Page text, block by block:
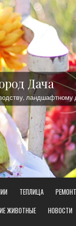
Дача
ландшафтному
ТЕПЛИЦА
ЖИВОТНЫЕ НОВОСТИ